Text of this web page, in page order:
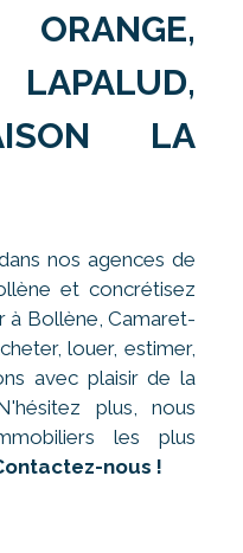
LA
nos agences de
et concrétisez
à Bollène, Camaret-
louer, estimer,
avec plaisir de la
plus, nous
les plus
nous !